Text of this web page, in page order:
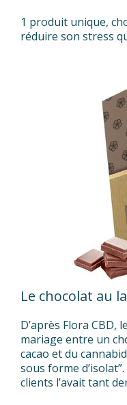
1 produit unique,
réduire son stress
Le chocolat au
D’après Flora CBD,
mariage entre un
cacao et du
sous forme
clients l’avait tant